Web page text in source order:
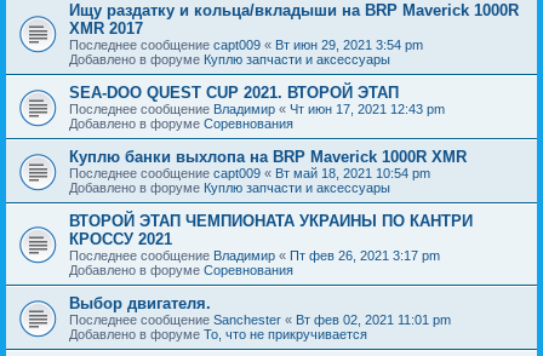
Ищу раздатку и кольца/вкладыши на BRP Maverick 1000R
XMR 2017
Последнее сообщение capt009 « Вт июн 29, 2021 3:54 pm
Добавлено в форуме Куплю запчасти и аксессуары
SEA-DOO QUEST CUP 2021. ВТОРОЙ ЭТАП
Последнее сообщение Владимир « Чт июн 17, 2021 12:43 pm
Добавлено в форуме Соревнования
Куплю банки выхлопа на BRP Maverick 1000R XMR
Последнее сообщение capt009 « Вт май 18, 2021 10:54 pm
Добавлено в форуме Куплю запчасти и аксессуары
ВТОРОЙ ЭТАП ЧЕМПИОНАТА УКРАИНЫ ПО КАНТРИ
КРОССУ 2021
Последнее сообщение Владимир « Пт фев 26, 2021 3:17 pm
Добавлено в форуме Соревнования
Выбор двигателя.
Последнее сообщение Sanchester « Вт фев 02, 2021 11:01 pm
Добавлено в форуме То, что не прикручивается